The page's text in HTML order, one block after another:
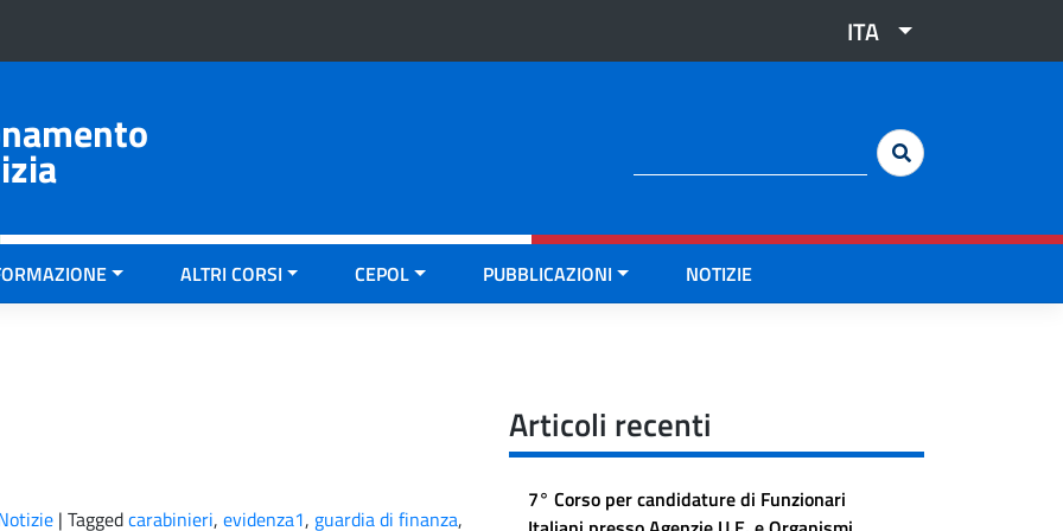
ITA
ALTRI CORSI CEPOL PUBBLICAZIONI NOTIZIE
| Taggedcarabinieri, evidenza1, guardia di finanza,
Articoli recenti
7° Corso per candidature di Funzionari